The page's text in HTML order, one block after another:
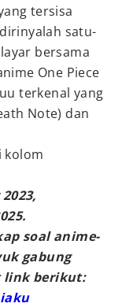
tersisa
satu-
bersama
One Piece
terkenal yang
Note) dan
kolom
soal anime-
gabung
link berikut: